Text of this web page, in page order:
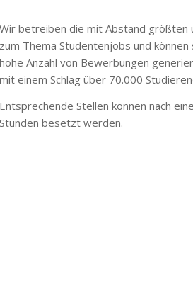
Wir betreiben die mit Abstand größten
zum Thema Studentenjobs und
hohe Anzahl von Bewerbungen
mit einem Schlag über 70.000
Entsprechende Stellen können nach
Stunden besetzt werden.